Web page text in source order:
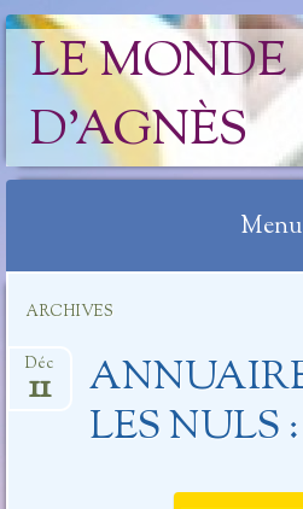
LE MONDE
D'AGNÈS
Menu
contenu
ARCHIVES
LES NULS
Déc
11